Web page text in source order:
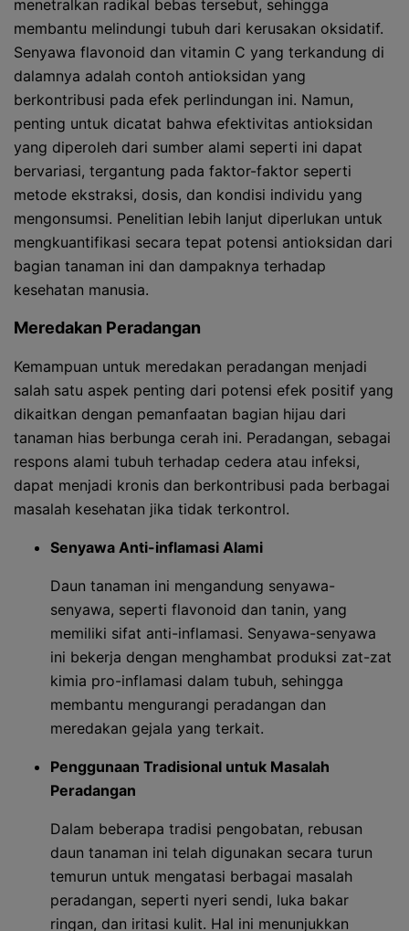
menetralkan radikal bebas tersebut, sehingga
membantu melindungi tubuh dari kerusakan oksidatif.
Senyawa flavonoid dan vitamin C yang terkandung di
dalamnya adalah contoh antioksidan yang
berkontribusi pada efek perlindungan ini. Namun,
penting untuk dicatat bahwa efektivitas antioksidan
yang diperoleh dari sumber alami seperti ini dapat
bervariasi, tergantung pada faktor-faktor seperti
metode ekstraksi, dosis, dan kondisi individu yang
mengonsumsi. Penelitian lebih lanjut diperlukan untuk
mengkuantifikasi secara tepat potensi antioksidan dari
bagian tanaman ini dan dampaknya terhadap
kesehatan manusia.
Meredakan Peradangan
Kemampuan untuk meredakan peradangan menjadi
salah satu aspek penting dari potensi efek positif yang
dikaitkan dengan pemanfaatan bagian hijau dari
tanaman hias berbunga cerah ini. Peradangan, sebagai
respons alami tubuh terhadap cedera atau infeksi,
dapat menjadi kronis dan berkontribusi pada berbagai
masalah kesehatan jika tidak terkontrol.
Senyawa Anti-inflamasi Alami
Daun tanaman ini mengandung senyawa-
senyawa, seperti flavonoid dan tanin, yang
memiliki sifat anti-inflamasi. Senyawa-senyawa
ini bekerja dengan menghambat produksi zat-zat
kimia pro-inflamasi dalam tubuh, sehingga
membantu mengurangi peradangan dan
meredakan gejala yang terkait.
Penggunaan Tradisional untuk Masalah
Peradangan
Dalam beberapa tradisi pengobatan, rebusan
daun tanaman ini telah digunakan secara turun
temurun untuk mengatasi berbagai masalah
peradangan, seperti nyeri sendi, luka bakar
ringan, dan iritasi kulit. Hal ini menunjukkan